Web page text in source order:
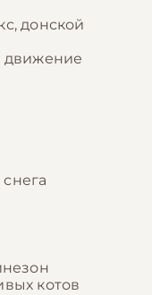
донской
движение
котов